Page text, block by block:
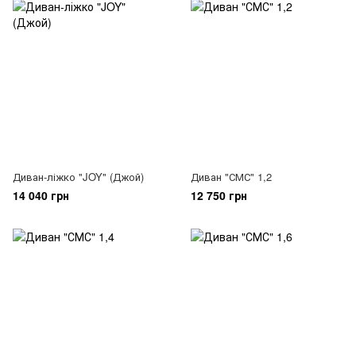
Диван-ліжко "JOY" (Джой)
14 040 грн
Диван "СМС" 1,2
12 750 грн